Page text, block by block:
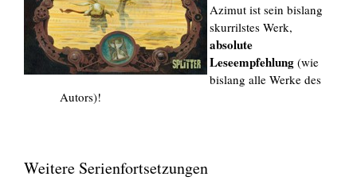
Azimut ist sein bislang
skurrilstes Werk,
absolute
Leseempfehlung (wie
bislang alle Werke des
Autors)!
Weitere Serienfortsetzungen